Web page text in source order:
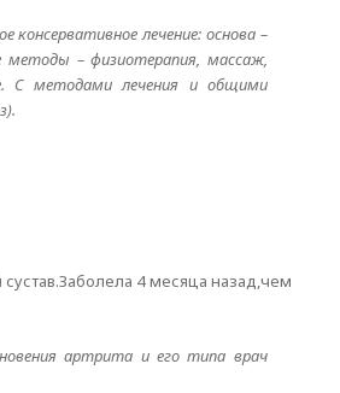
лечение: основа –
методы – физиотерапия, массаж,
С методами лечения и общими
4 месяца назад,чем
артрита и его типа врач